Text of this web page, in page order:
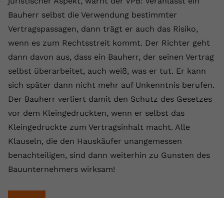
Bauherr selbst die Verwendung bestimmter
Vertragspassagen, dann trägt er auch das Risiko,
wenn es zum Rechtsstreit kommt. Der Richter geht
dann davon aus, dass ein Bauherr, der seinen Vertrag
selbst überarbeitet, auch weiß, was er tut. Er kann
sich später dann nicht mehr auf Unkenntnis berufen.
Der Bauherr verliert damit den Schutz des Gesetzes
vor dem Kleingedruckten, wenn er selbst das
Kleingedruckte zum Vertragsinhalt macht. Alle
Klauseln, die den Hauskäufer unangemessen
benachteiligen, sind dann weiterhin zu Gunsten des
Bauunternehmers wirksam!